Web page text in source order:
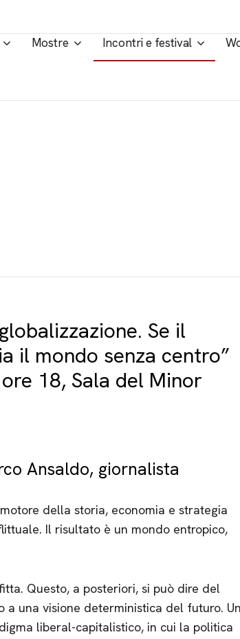
Mostre Incontri e festival
Se il
il mondo senza centro”
18, Sala del Minor
Ansaldo, giornalista
della storia, economia e strategia
Il risultato è un mondo entropico,
Questo, a posteriori, si può dire del
a una visione deterministica del futuro. Un
liberal-capitalistico, in cui la politica